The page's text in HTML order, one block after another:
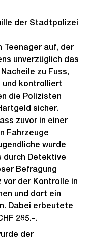
der Stadtpolizei
Teenager auf, der
unverzüglich das
zu Fuss,
und kontrolliert
die Polizisten
sicher.
zuvor in einer
Fahrzeuge
wurde
durch Detektive
Befragung
der Kontrolle in
und dort ein
Dabei erbeutete
285.-.
der